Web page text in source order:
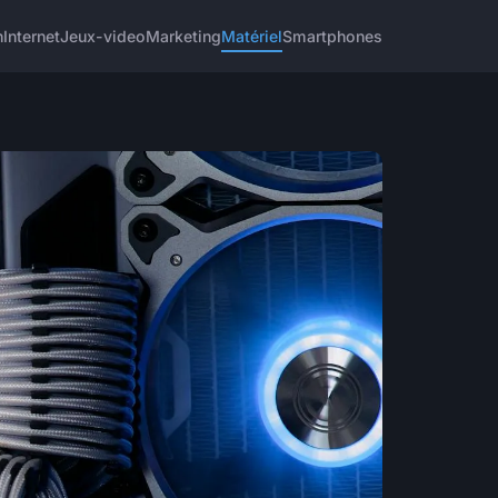
InternetJeux-videoMarketingMatérielSmartphones